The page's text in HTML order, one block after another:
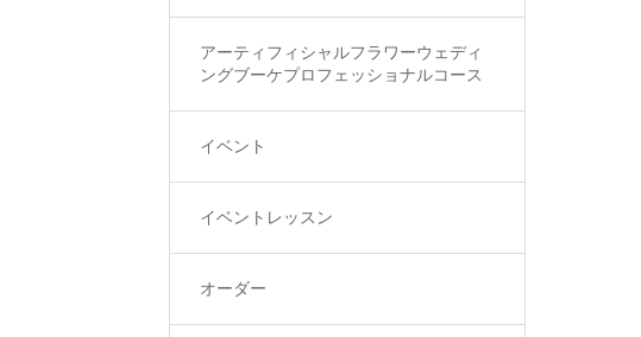
アーティフィシャルフラワーウェディ
ングブーケプロフェッショナルコース
イベント
イベントレッスン
オーダー